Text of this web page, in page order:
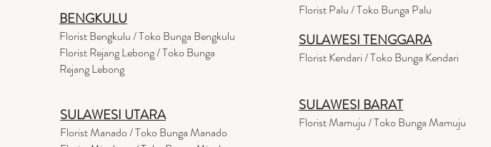
BENGKULU
Florist Bengkulu / Toko Bunga Bengkulu
Florist Rejang Lebong / Toko Bunga
Rejang Lebong
SULAWESI UTARA
Florist Manado / Toko Bunga Manado
Florist Palu / Toko Bunga Palu
SULAWESI TENGGARA
Florist Kendari / Toko Bunga Kendari
SULAWESI BARAT
Florist Mamuju / Toko Bunga Mamuju